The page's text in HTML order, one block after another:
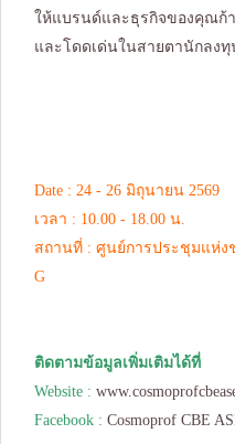
ให้แบรนด์และธุรกิจของคุณก้
และโดดเด่นในสายตานักลง
Date : 24 - 26 มิถุนายน 2569
เวลา : 10.00 - 18.00 น.
สถานที่ : ศูนย์การประชุมแห่ง
G
ติดตามข้อมูลเพิ่มเติมได้ที่
Website :
Facebook : Cosmoprof CBE